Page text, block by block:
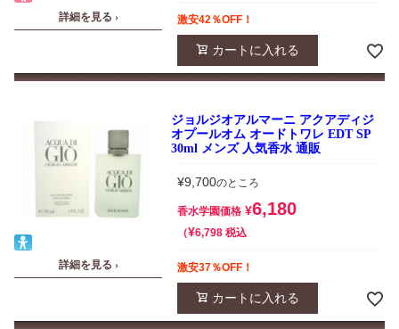
詳細を見る › 激安42％OFF！
カートに入れる
詳細を見る ›
ジョルジオアルマーニ アクアディジ
オプールオム オードトワレ EDT SP
30ml メンズ 人気香水 通販
¥9,700のところ
香水学園価格 ¥6,180
¥6,798 税込
激安37％OFF！
カートに入れる